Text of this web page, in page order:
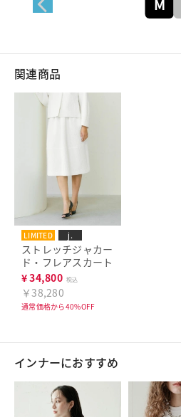
M
関連商品
LIMITED j.
ストレッチジャカー
ド・フレアスカート
¥34,800 税込
￥38,280
通常価格から40%OFF
インナーにおすすめ